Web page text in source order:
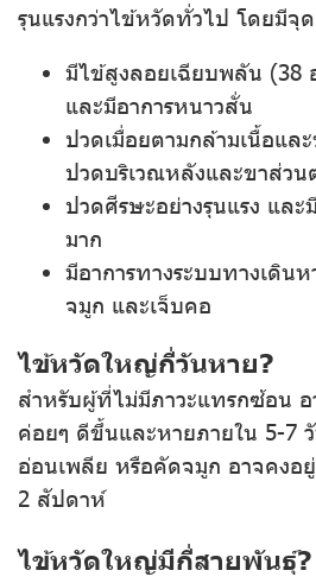
รุนแรงกว่าไข้หวัดทั่วไป โดยมีจุ
มีไข้สูงลอยเฉียบพลัน (38
และมีอาการหนาวสั่น
ปวดเมื่อยตามกล้ามเนื้อแล
ปวดบริเวณหลังและขาส่ว
ปวดศีรษะอย่างรุนแรง และ
มาก
มีอาการทางระบบทางเดิน
จมูก และเจ็บคอ
ไข้หวัดใหญ่กี่วันหาย?
สำหรับผู้ที่ไม่มีภาวะแทรกซ้อน
ค่อยๆ ดีขึ้นและหายภายใน 5-7
อ่อนเพลีย หรือคัดจมูก อาจคงอ
2 สัปดาห์
ไข้หวัดใหญ่มีกี่สายพันธุ์?